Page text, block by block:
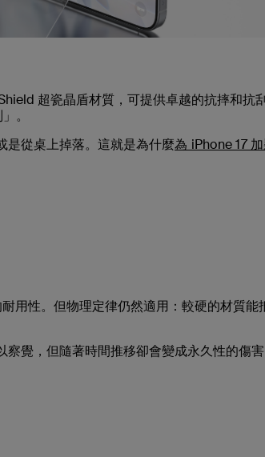
超瓷晶盾材質，可提供卓越的抗摔和抗
。
是從桌上掉落。這就是為什麼為 iPhone 17
用性。但物理定律仍然適用：較硬的材質能
覺，但隨著時間推移卻會變成永久性的傷